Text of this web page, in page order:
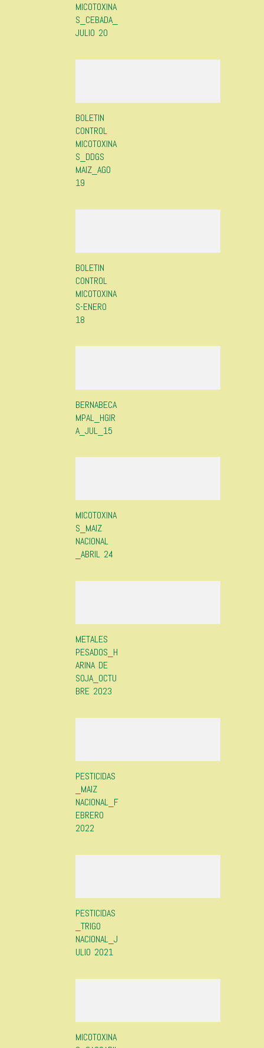
MICOTOXINA
S_CEBADA_
JULIO 20
BOLETIN
CONTROL
MICOTOXINA
S_DDGS
MAIZ_AGO
19
BOLETIN
CONTROL
MICOTOXINA
S-ENERO
18
BERNABECA
MPAL_HGIR
A_JUL_15
MICOTOXINA
S_MAIZ
NACIONAL
_ABRIL 24
METALES
PESADOS_H
ARINA DE
SOJA_OCTU
BRE 2023
PESTICIDAS
_MAIZ
NACIONAL_F
EBRERO
2022
PESTICIDAS
_TRIGO
NACIONAL_J
ULIO 2021
MICOTOXINA